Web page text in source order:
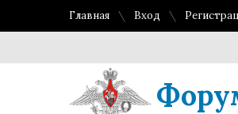
Главная Вход